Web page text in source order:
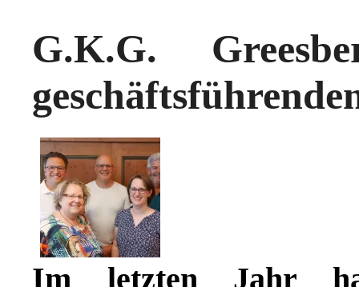
G.K.G.
Im letzten Jahr